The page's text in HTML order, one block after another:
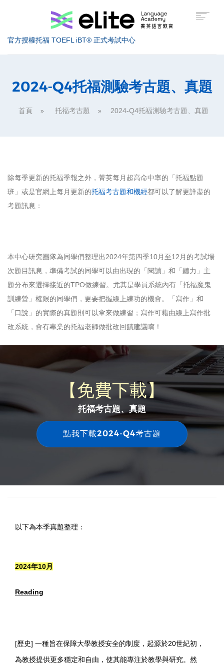
官方授權托福 TOEFL iBT® 正式考試中心
托福考試介紹
關於菁英
2024-Q4托福測驗考古題、真題
首頁 托福考古題 2024-Q4托福測驗考古題、真題
除每季更新的托福季報之外，菁英每月超高命中率的「托福點題
班」或是官網上每月更新的托福考古題和機經都可以了解更詳盡的
考題訊息：
本中心研究團隊為同學們整理出2024年第四季10月至12月的考試場
次題目訊息，準備考試的同學可以由出現的「閱讀」和「聽力」主
題分布來選擇接近的TPO做練習。尤其是學員系統內有「托福魔鬼
訓練營」權限的同學們，更要把握線上練功的機會。「寫作」和
「口說」的實際的真題則可以拿來做練習；寫作可藉由線上寫作批
改系統，會有專業的托福老師做批改回饋建議唷！
【免費下載】
托福考古題、真題
點我下載2024-Q4考古題
以下為本季真題整理：
2024年10月
Reading
[歷史] 一種旨在保障大學教授安全的制度，起源於20世紀初，
為教授提供更多穩定和自由，使其能專注於教學與研究。然